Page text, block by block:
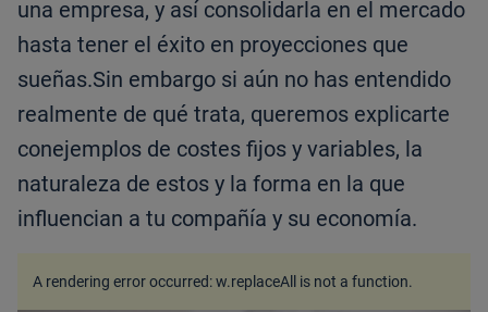
una empresa, y así consolidarla en el mercado
hasta tener el éxito en proyecciones que
sueñas.Sin embargo si aún no has entendido
realmente de qué trata, queremos explicarte
conejemplos de costes fijos y variables, la
naturaleza de estos y la forma en la que
influencian a tu compañía y su economía.
A rendering error occurred:w.replaceAll is not a function.